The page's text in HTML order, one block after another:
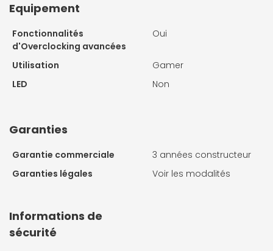
Equipement
Fonctionnalités
d'Overclocking avancées
Oui
Utilisation
Gamer
LED
Non
Garanties
Garantie commerciale
3 années constructeur
Garanties légales
Voir les modalités
Informations de
sécurité